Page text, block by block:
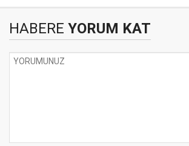
HABERE YORUM KAT